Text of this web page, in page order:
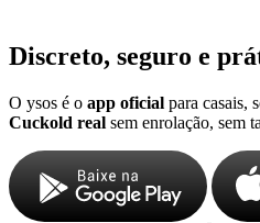
Discreto, seguro e
O ysos é o app oficial para casais,
Cuckold real sem enrolação, sem